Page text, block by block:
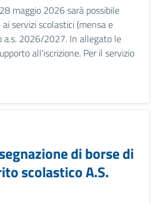
maggio 2026 sarà possibile
servizi scolastici (mensa e
a.s. 2026/2027. In allegato le
all'iscrizione. Per il servizio
di borse di
scolastico A.S.